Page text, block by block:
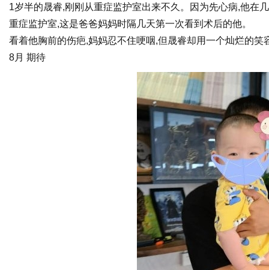
1岁半的晟睿,刚刚从重症监护室出来不久。因为先心病,他在
重症监护室,这是爸爸妈妈时隔几天第一次看到术后的他。
看着他胸前的伤疤,妈妈忍不住哽咽,但晟睿却用一个灿烂的笑
8月 期待